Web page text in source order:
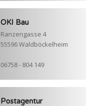
OKI Bau
Ranzengasse 4
55596 Waldböckelheim
06758 - 804 149
Postagentur